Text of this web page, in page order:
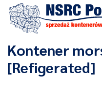
Kontener
[Refigerated]